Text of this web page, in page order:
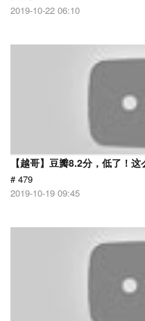
2019-10-22 06:10
【越哥】豆瓣8.2分，低了！
# 479
2019-10-19 09:45